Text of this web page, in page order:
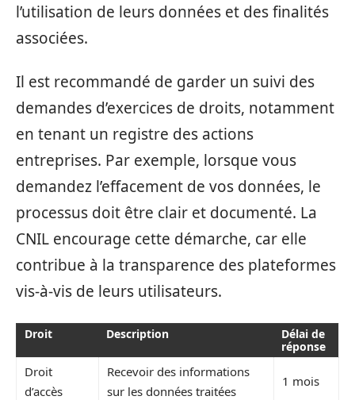
l’utilisation de leurs données et des finalités
associées.
Il est recommandé de garder un suivi des
demandes d’exercices de droits, notamment
en tenant un registre des actions
entreprises. Par exemple, lorsque vous
demandez l’effacement de vos données, le
processus doit être clair et documenté. La
CNIL encourage cette démarche, car elle
contribue à la transparence des plateformes
vis-à-vis de leurs utilisateurs.
Droit Description
Délai de
réponse
Droit
d’accès
Recevoir des informations
sur les données traitées
1 mois